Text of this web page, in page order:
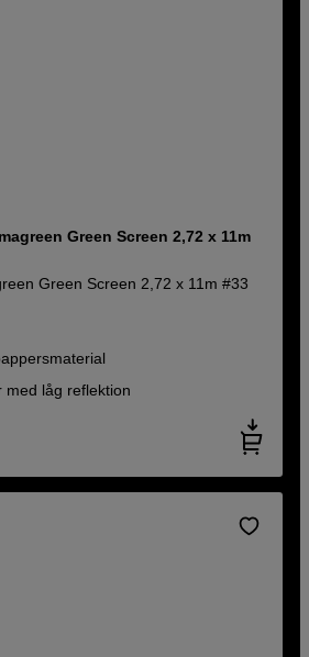
Green Screen 2,72 x 11m
Green Screen 2,72 x 11m #33
med låg reflektion